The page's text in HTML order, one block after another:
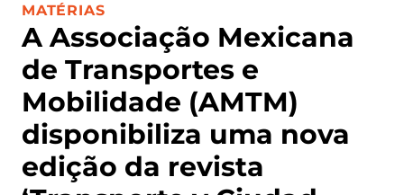
A Associação Mexicana
de Transportes e
Mobilidade (AMTM)
disponibiliza uma nova
edição da revista
CATEGORIA:
MATÉRIAS